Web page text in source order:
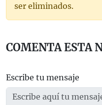
ser eliminados.
COMENTA ESTA
Escribe tu mensaje